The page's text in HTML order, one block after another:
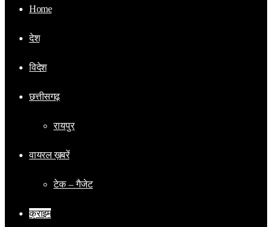
Home
देश
विदेश
छत्तीसगढ़
रायपुर
वायरल ख़बरें
टेक – गैजेट
क्राइम